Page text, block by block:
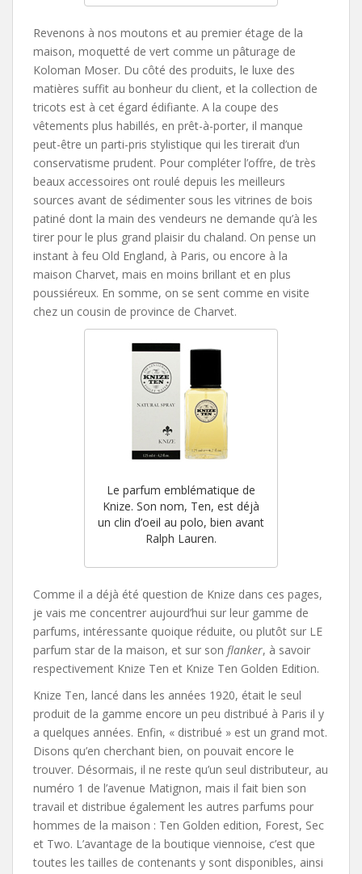
Revenons à nos moutons et au premier étage de la
maison, moquetté de vert comme un pâturage de
Koloman Moser. Du côté des produits, le luxe des
matières suffit au bonheur du client, et la collection de
tricots est à cet égard édifiante. A la coupe des
vêtements plus habillés, en prêt-à-porter, il manque
peut-être un parti-pris stylistique qui les tirerait d’un
conservatisme prudent. Pour compléter l’offre, de très
beaux accessoires ont roulé depuis les meilleurs
sources avant de sédimenter sous les vitrines de bois
patiné dont la main des vendeurs ne demande qu’à les
tirer pour le plus grand plaisir du chaland. On pense un
instant à feu Old England, à Paris, ou encore à la
maison Charvet, mais en moins brillant et en plus
poussiéreux. En somme, on se sent comme en visite
chez un cousin de province de Charvet.
Le parfum emblématique de
Knize. Son nom, Ten, est déjà
un clin d’oeil au polo, bien avant
Ralph Lauren.
Comme il a déjà été question de Knize dans ces pages,
je vais me concentrer aujourd’hui sur leur gamme de
parfums, intéressante quoique réduite, ou plutôt sur LE
parfum star de la maison, et sur son flanker, à savoir
respectivement Knize Ten et Knize Ten Golden Edition.
Knize Ten, lancé dans les années 1920, était le seul
produit de la gamme encore un peu distribué à Paris il y
a quelques années. Enfin, « distribué » est un grand mot.
Disons qu’en cherchant bien, on pouvait encore le
trouver. Désormais, il ne reste qu’un seul distributeur, au
numéro 1 de l’avenue Matignon, mais il fait bien son
travail et distribue également les autres parfums pour
hommes de la maison : Ten Golden edition, Forest, Sec
et Two. L’avantage de la boutique viennoise, c’est que
toutes les tailles de contenants y sont disponibles, ainsi